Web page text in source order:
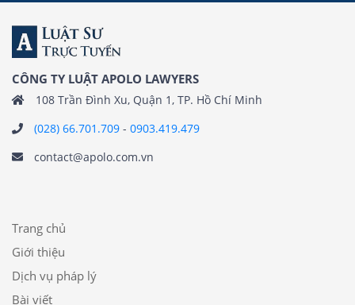
CÔNG TY LUẬT APOLO LAWYERS
108 Trần Đình Xu, Quận 1, TP. Hồ Chí Minh
(028) 66.701.709 - 0903.419.479
contact@apolo.com.vn
Trang chủ
Giới thiệu
Dịch vụ pháp lý
Bài viết